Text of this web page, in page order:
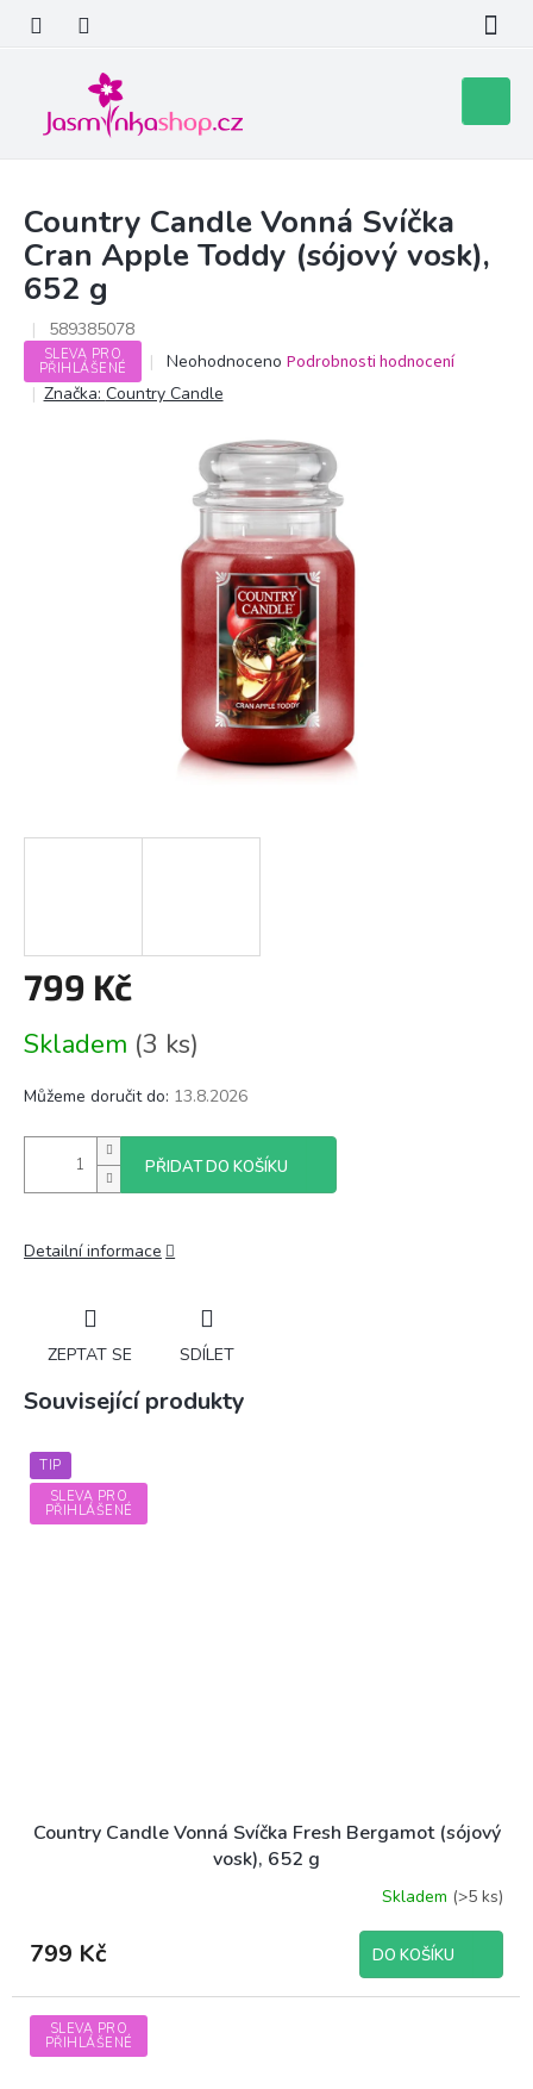
obsah
košík
Country Candle Vonná Svíčka
Cran Apple Toddy (sójový vosk),
652 g
589385078
SLEVA PRO
PŘIHLÁŠENÉ
Průměrné
hodnocení
produktu
hvězdiček.
Neohodnoceno Podrobnosti hodnocení
Značka: Country Candle
799 Kč
cena:
Skladem (3 ks)
Můžeme doručit do: 13.8.2026
PŘIDAT DO KOŠÍKU
Detailní informace
ZEPTAT SE SDÍLET
Související produkty
TIP
SLEVA PRO
PŘIHLÁŠENÉ
Country Candle Vonná Svíčka Fresh Bergamot (sójový
vosk), 652 g
Skladem (>5 ks)
799 Kč DO KOŠÍKU
SLEVA PRO
PŘIHLÁŠENÉ